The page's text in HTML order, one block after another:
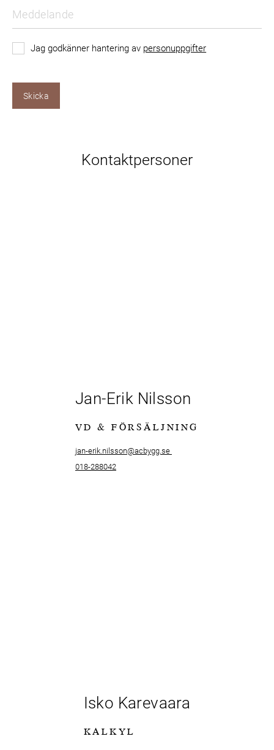
Jag godkänner hantering av personuppgifter
Skicka
Kontaktpersoner
Jan-Erik Nilsson
VD & FÖRSÄLJNING
jan-erik.nilsson@acbygg.se
018-288042
Isko Karevaara
KALKYL